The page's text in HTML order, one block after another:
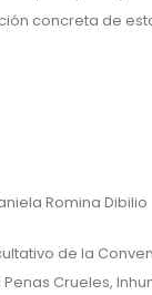
concreta de
Romina Dibilio
de la
Crueles,